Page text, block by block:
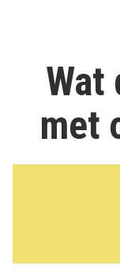
Wat
met